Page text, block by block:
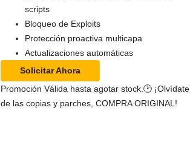
scripts
Bloqueo de Exploits
Protección proactiva multicapa
Actualizaciones automáticas
Solicitar Ahora
Promoción Válida hasta agotar stock.⁣⁣⁣⁣🕑 ¡Olvídate
de las copias y parches, COMPRA ORIGINAL!